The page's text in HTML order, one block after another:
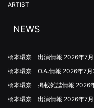
ARTIST
NEWS
橋本環奈 出演情報 2026年7
橋本環奈 O.A.情報 2026年7月
橋本環奈 掲載雑誌情報 2026
橋本環奈 出演情報 2026年7